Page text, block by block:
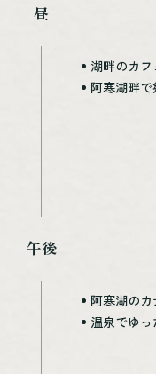
昼
湖畔のカ
阿寒湖畔
午後
阿寒湖の
温泉でゆ